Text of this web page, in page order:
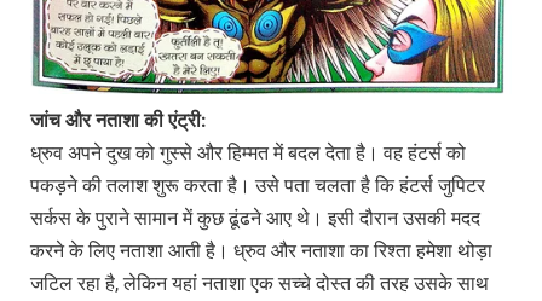
जांचऔरनताशाकीएंट्री:
ध्रुव अपने दुख को गुस्से और हिम्मत में बदल देता है। वह हंटर्स को
पकड़ने की तलाश शुरू करता है। उसे पता चलता है कि हंटर्स जुपिटर
सर्कस के पुराने सामान में कुछ ढूंढने आए थे। इसी दौरान उसकी मदद
करने के लिए नताशा आती है। ध्रुव और नताशा का रिश्ता हमेशा थोड़ा
जटिल रहा है, लेकिन यहां नताशा एक सच्चे दोस्त की तरह उसके साथ